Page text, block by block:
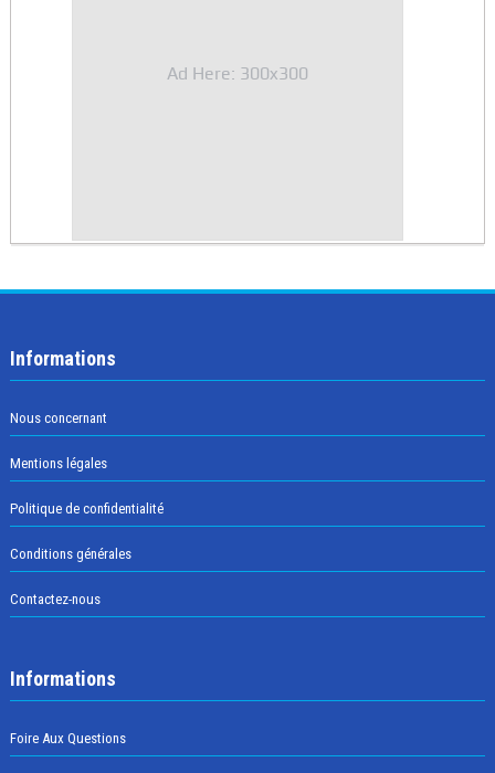
Ad Here: 300x300
Informations
Nous concernant
Mentions légales
Politique de confidentialité
Conditions générales
Contactez-nous
Informations
Foire Aux Questions